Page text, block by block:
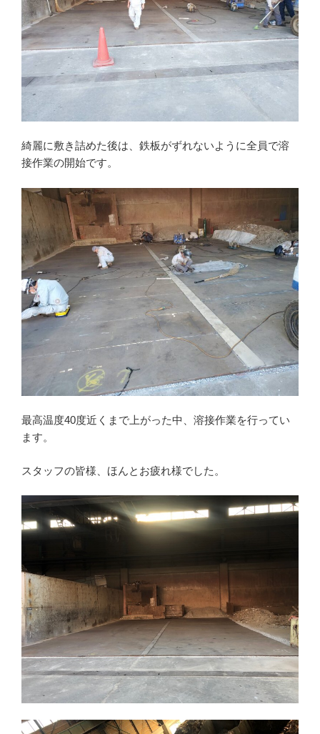
綺麗に敷き詰めた後は、鉄板がずれないように全員で溶
接作業の開始です。
最高温度40度近くまで上がった中、溶接作業を行ってい
ます。
スタッフの皆様、ほんとお疲れ様でした。